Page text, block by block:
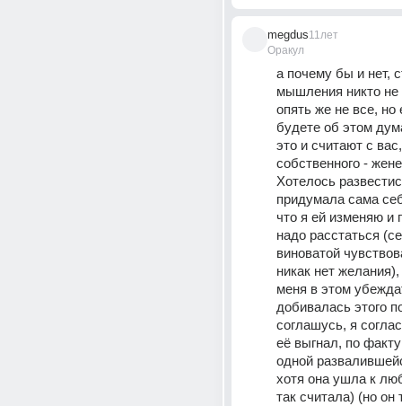
megdus
Оракул
11лет
а почему бы и нет,
мышления никто не
опять же не все,
будете об этом
это и считают с
собственного -
Хотелось
придумала сама
что я ей изменяю и
надо расстаться
виноватой
никак нет
меня в этом
добивалась этого
соглашусь, я
её выгнал, по
одной
хотя она ушла к
так считала) (но он